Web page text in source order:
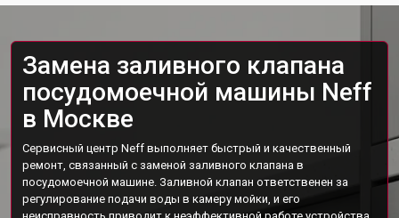
Замена заливного клапана
посудомоечной машины Neff
в Москве
Сервисный центр Neff выполняет быстрый и качественный
ремонт, связанный с заменой заливного клапана в
посудомоечной машине. Заливной клапан ответственен за
регулирование подачи воды в камеру мойки, и его